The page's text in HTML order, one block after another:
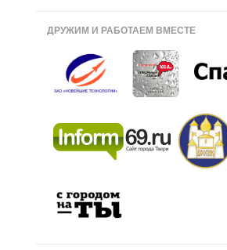
ДРУЖИМ И РАБОТАЕМ ВМЕСТЕ